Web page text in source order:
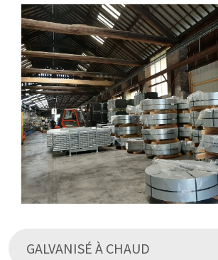
GALVANISÉ À CHAUD